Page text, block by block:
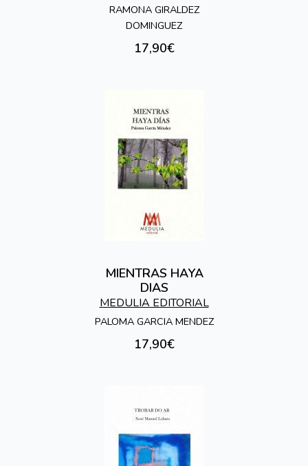
RAMONA GIRALDEZ
DOMINGUEZ
17,90€
MIENTRAS HAYA
DIAS
MEDULIA EDITORIAL
PALOMA GARCIA MENDEZ
17,90€